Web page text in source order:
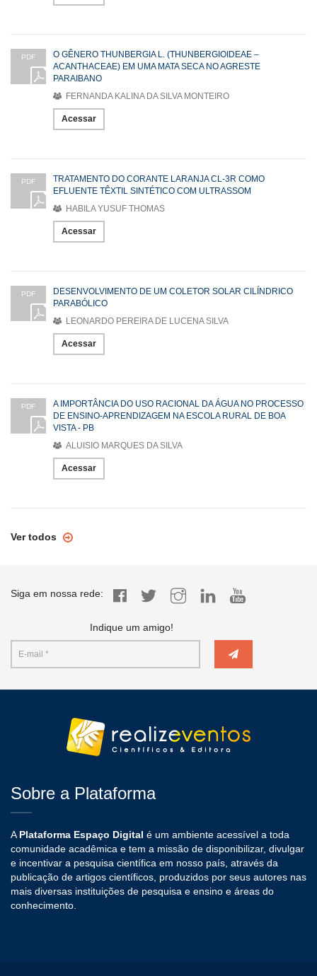
PDF
O GÊNERO THUNBERGIA L. (THUNBERGIOIDEAE –
ACANTHACEAE) EM UMA MATA SECA NO AGRESTE
PARAIBANO
FERNANDA KALINA DA SILVA MONTEIRO
Acessar
PDF
TRATAMENTO DO CORANTE LARANJA CL-3R COMO
EFLUENTE TÊXTIL SINTÉTICO COM ULTRASSOM
HABILA YUSUF THOMAS
Acessar
PDF
DESENVOLVIMENTO DE UM COLETOR SOLAR CILÍNDRICO
PARABÓLICO
LEONARDO PEREIRA DE LUCENA SILVA
Acessar
PDF
A IMPORTÂNCIA DO USO RACIONAL DA ÁGUA NO PROCESSO
DE ENSINO-APRENDIZAGEM NA ESCOLA RURAL DE BOA
VISTA - PB
ALUISIO MARQUES DA SILVA
Acessar
Ver todos
Siga em nossa rede:
Indique um amigo!
Sobre a Plataforma
A Plataforma Espaço Digital é um ambiente acessível a toda
comunidade acadêmica e tem a missão de disponibilizar, divulgar
e incentivar a pesquisa científica em nosso país, através da
publicação de artigos científicos, produzidos por seus autores nas
mais diversas instituições de pesquisa e ensino e áreas do
conhecimento.